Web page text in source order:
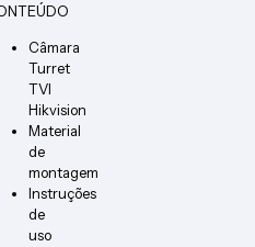
Câmara
Turret
TVI
Hikvision
Material
de
montagem
Instruções
de
uso